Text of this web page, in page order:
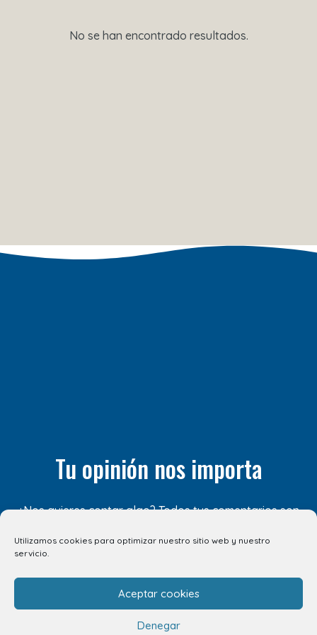
Utilizamos cookies para optimizar nuestro sitio web y nuestro
servicio.
Aceptar cookies
Denegar
No se han encontrado resultados.
Tu opinión nos importa
¿Nos quieres contar algo? Todos tus comentarios son
encantados de escucharte.